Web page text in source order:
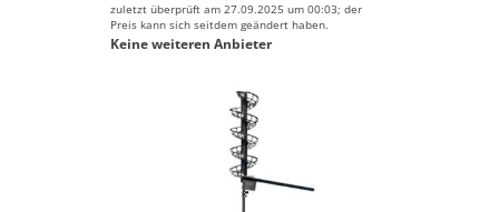
zuletzt überprüft am 27.09.2025 um 00:03; der
Preis kann sich seitdem geändert haben.
Keine weiteren Anbieter